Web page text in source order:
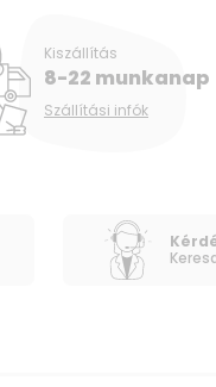
Kiszállítás
8-22 munkanap
Szállítási infók